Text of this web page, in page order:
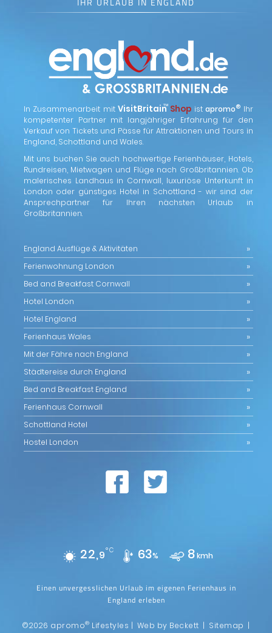
In Zusammenarbeit mitVisitBritain
™ Shop istapromo® Ihr
kompetenter Partner mit langjähriger Erfahrung für den
Verkauf von Tickets und Pässe für Attraktionen und Tours in
England, Schottland und Wales.
Mit uns buchen Sie auch hochwertige Ferienhäuser, Hotels,
Rundreisen, Mietwagen und Flüge nach Großbritannien. Ob
malerisches Landhaus in Cornwall, luxuriöse Unterkunft in
London oder günstiges Hotel in Schottland - wir sind der
Ansprechpartner für Ihren nächsten Urlaub in
Großbritannien.
England Ausflüge & Aktivitäten
Ferienwohnung London
Bed and Breakfast Cornwall
Hotel London
Hotel England
Ferienhaus Wales
Mit der Fähre nach England
Städtereise durch England
Bed and Breakfast England
Ferienhaus Cornwall
Schottland Hotel
Hostel London
22,9°C 63% 8kmh
Einen unvergesslichen Urlaub im eigenen Ferienhaus in
England erleben
©2026 apromo® Lifestyles | Web by Beckett | Sitemap |